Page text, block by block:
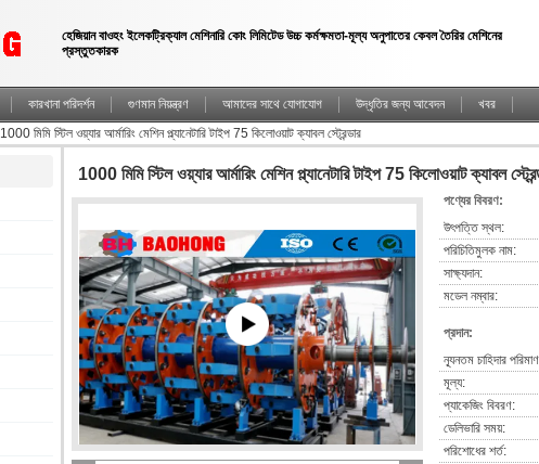
হেজিয়ান বাওহং ইলেকট্রিক্যাল মেশিনারি কোং লিমিটেড উচ্চ কর্মক্ষমতা-মূল্য অনুপাতের কেবল তৈরির মেশিনের
প্রস্তুতকারক
কারখানা পরিদর্শন গুণমান নিয়ন্ত্রণ আমাদের সাথে যোগাযোগ উদ্ধৃতির জন্য আবেদন
খবর
1000 মিমি স্টিল ওয়্যার আর্মারিং মেশিন প্ল্যানেটারি টাইপ 75 কিলোওয়াট ক্যাবল স্ট্রেন্ডার
1000 মিমি স্টিল ওয়্যার আর্মারিং মেশিন প্ল্যানেটারি টাইপ 75 কিলোওয়াট ক্যাবল
পণ্যের বিবরণ:
উৎপত্তি স্থল:
পরিচিতিমুলক নাম:
সাক্ষ্যদান:
মডেল নম্বার:
প্রদান:
ন্যূনতম চাহিদার
মূল্য:
প্যাকেজিং বিবরণ:
ডেলিভারি সময়:
পরিশোধের শর্ত: